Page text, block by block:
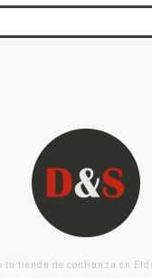
tu tienda de confianza en